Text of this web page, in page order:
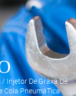
/ Injetor De Graxa De
Cola PneumáTica